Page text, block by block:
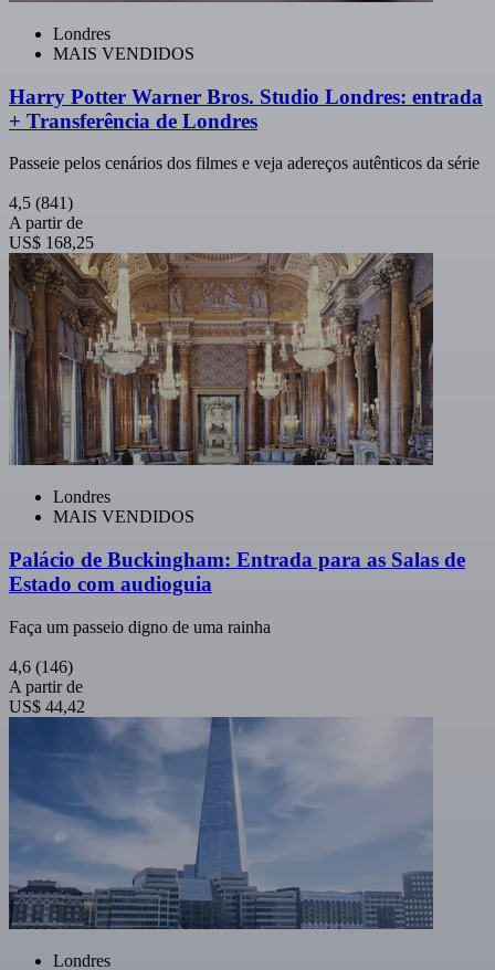
Londres
MAIS VENDIDOS
Harry Potter Warner Bros. Studio Londres: entrada
+ Transferência de Londres
Passeie pelos cenários dos filmes e veja adereços autênticos da série
4,5 (841)
A partir de
US$ 168,25
Londres
MAIS VENDIDOS
Palácio de Buckingham: Entrada para as Salas de
Estado com audioguia
Faça um passeio digno de uma rainha
4,6 (146)
A partir de
US$ 44,42
Londres